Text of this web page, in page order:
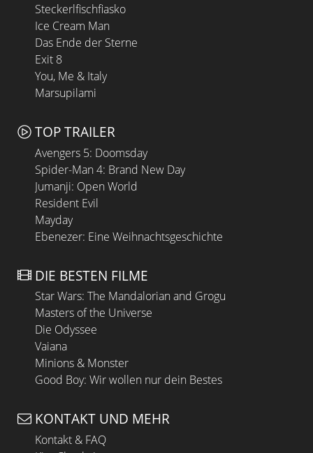
Steckerlfischfiasko
Ice Cream Man
Das Ende der Sterne
Exit 8
You, Me & Italy
Marsupilami
TOP TRAILER
Avengers 5: Doomsday
Spider-Man 4: Brand New Day
Jumanji: Open World
Resident Evil
Mayday
Ebenezer: Eine Weihnachtsgeschichte
DIE BESTEN FILME
Star Wars: The Mandalorian and Grogu
Masters of the Universe
Die Odyssee
Vaiana
Minions & Monster
Good Boy: Wir wollen nur dein Bestes
KONTAKT UND MEHR
Kontakt & FAQ